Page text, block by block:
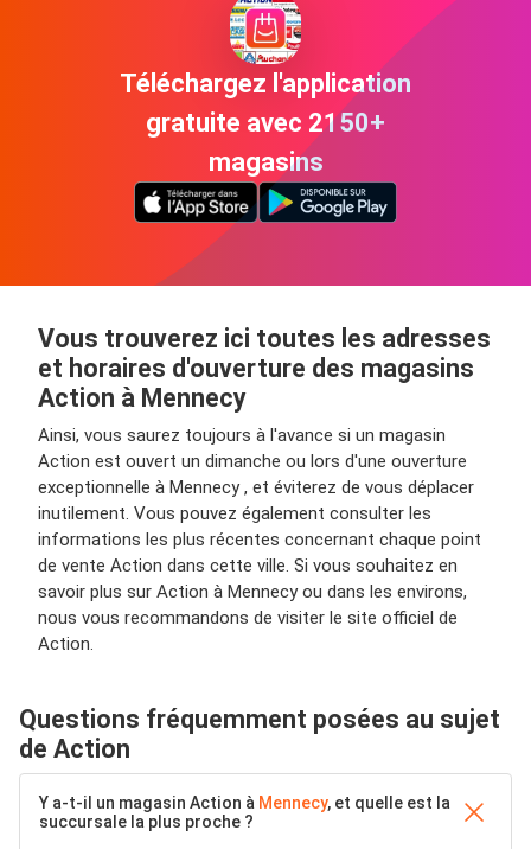
Téléchargez l'application
gratuite avec 2150+
magasins
Vous trouverez ici toutes les adresses
et horaires d'ouverture des magasins
Action à Mennecy
Ainsi, vous saurez toujours à l'avance si un magasin
Action est ouvert un dimanche ou lors d'une ouverture
exceptionnelle à Mennecy , et éviterez de vous déplacer
inutilement. Vous pouvez également consulter les
informations les plus récentes concernant chaque point
de vente Action dans cette ville. Si vous souhaitez en
savoir plus sur Action à Mennecy ou dans les environs,
nous vous recommandons de visiter le site officiel de
Action.
Questions fréquemment posées au sujet
de Action
Y a-t-il un magasin Action à Mennecy, et quelle est la
succursale la plus proche ?